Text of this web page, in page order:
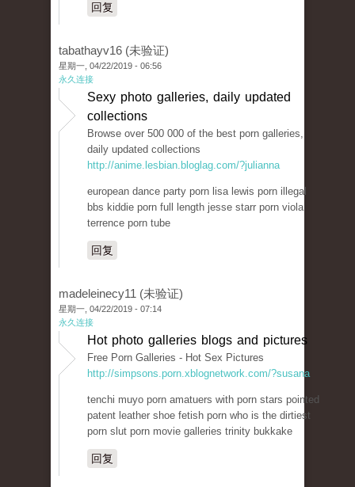
回复
tabathayv16 (未验证)
星期一, 04/22/2019 - 06:56
永久连接
Sexy photo galleries, daily updated
collections
Browse over 500 000 of the best porn galleries,
daily updated collections
http://anime.lesbian.bloglag.com/?julianna
european dance party porn lisa lewis porn illegal
bbs kiddie porn full length jesse starr porn viola
terrence porn tube
回复
madeleinecy11 (未验证)
星期一, 04/22/2019 - 07:14
永久连接
Hot photo galleries blogs and pictures
Free Porn Galleries - Hot Sex Pictures
http://simpsons.porn.xblognetwork.com/?susana
tenchi muyo porn amatuers with porn stars pointed
patent leather shoe fetish porn who is the dirtiest
porn slut porn movie galleries trinity bukkake
回复